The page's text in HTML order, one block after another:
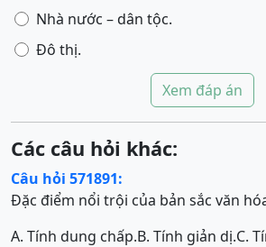
Nhà nước – dân tộc.
Đô thị.
Xem đáp án
Các câu hỏi khác:
Câu hỏi 571891:
Đặc điểm nổi trội của bản sắc văn
A. Tính dung chấp.B. Tính giản dị.C.